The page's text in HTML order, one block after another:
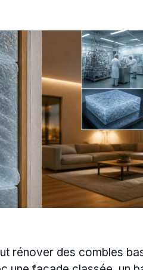
rénover des combles